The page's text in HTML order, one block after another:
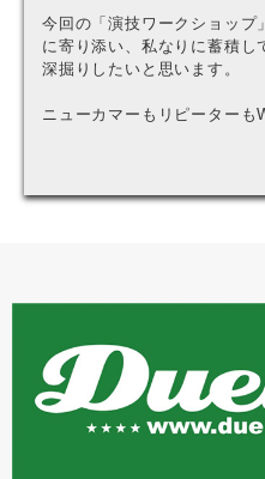
今回の「演技ワークショップ
に寄り添い、私なりに蓄積し
深掘りしたいと思います。
ニューカマーもリピーターも